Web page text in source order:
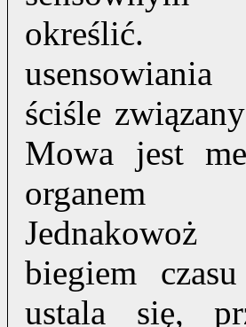
określić.
ściśle
Mowa jest
organem
biegiem
ustala się,